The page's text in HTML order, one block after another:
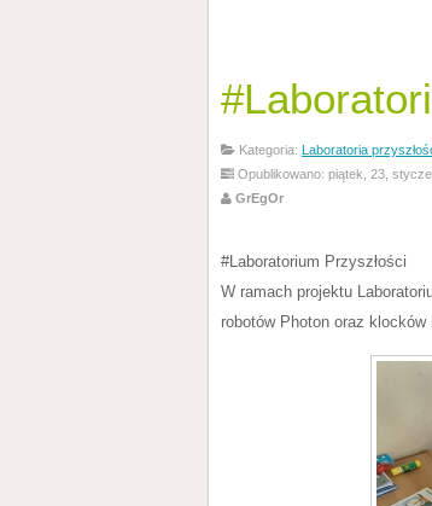
Kategoria: Laboratoria
Opublikowano: piątek, 23,
GrEgOr
#Laboratorium Przyszłości
W ramach projektu
robotów Photon oraz